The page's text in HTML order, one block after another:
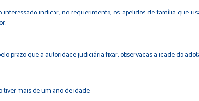
indicar, no requerimento, os apelidos de família que
prazo que a autoridade judiciária fixar, observadas a idade do
tiver mais de um ano de idade.